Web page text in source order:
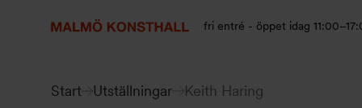
Tillgänglighetsredogörelse
fri entré - öppet idag
Start Utställningar Keith Haring